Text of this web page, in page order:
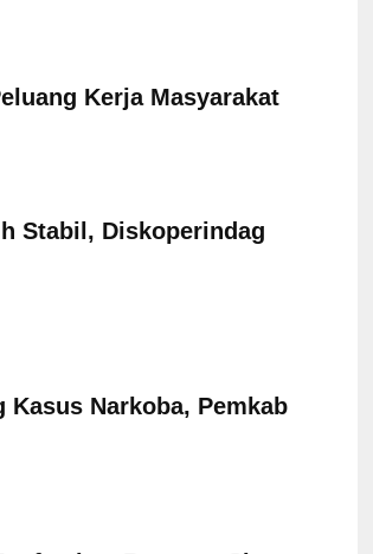
Kerja Masyarakat
Stabil, Diskoperindag
Kasus Narkoba, Pemkab